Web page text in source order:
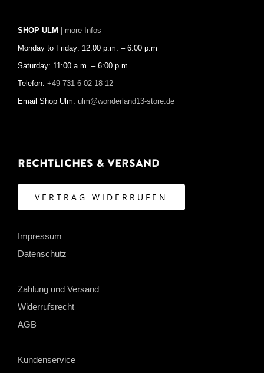
SHOP ULM | more Infos
Monday to Friday: 12:00 p.m. – 6:00 p.m
Saturday: 11:00 a.m. – 6:00 p.m.
Telefon: +49 731-6 02 18 12
Email Shop Ulm: ulm@wonderland13-store.de
Rechtliches & Versand
VERTRAG WIDERRUFEN
Impressum
Datenschutz
Zahlung und Versand
Widerrufsrecht
AGB
Kundenservice